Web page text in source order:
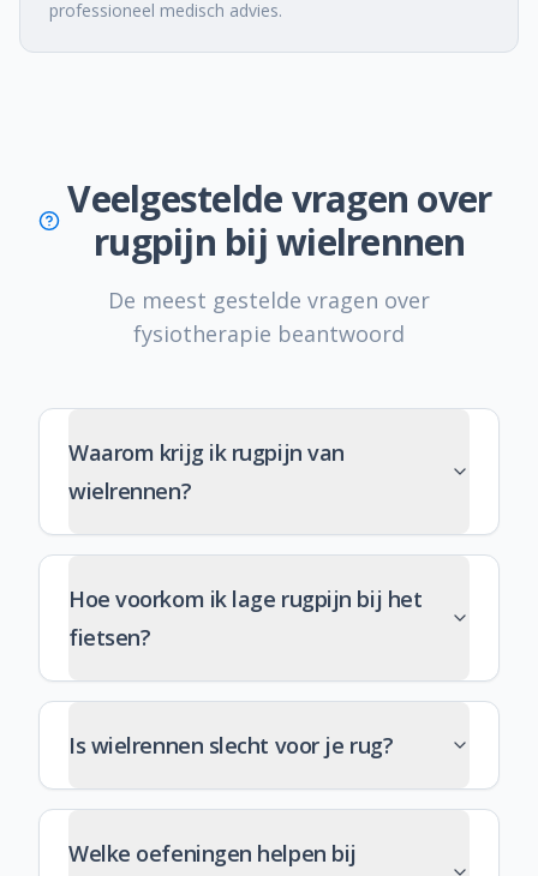
professioneel medisch advies.
Veelgestelde vragen over
rugpijn bij wielrennen
De meest gestelde vragen over
fysiotherapie beantwoord
Waarom krijg ik rugpijn van
wielrennen?
Hoe voorkom ik lage rugpijn bij het
fietsen?
Is wielrennen slecht voor je rug?
Welke oefeningen helpen bij